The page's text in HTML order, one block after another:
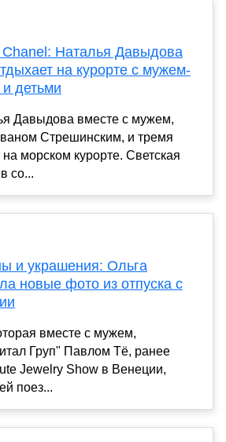
Наталья Давыдова
на курорте с мужем-
детьми
Давыдова вместе с мужем,
Стрешинским, и тремя
морском курорте. Светская
со...
и украшения: Ольга
новые фото из отпуска с
вместе с мужем,
Груп" Павлом Тё, ранее
Jewelry Show в Венеции,
поез...